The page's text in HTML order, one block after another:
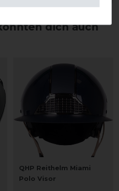
dich auch
QHP Reithelm Miami
Polo Visor